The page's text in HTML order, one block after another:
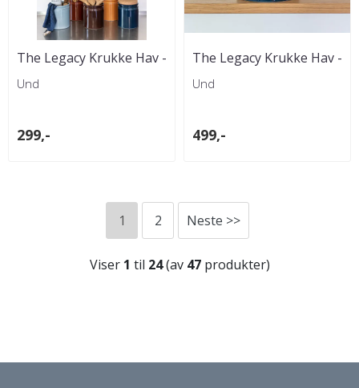
The Legacy Krukke Hav -
10x10 cm
Und
299,-
The Legacy Krukke Hav -
14 x16 cm
Und
499,-
1 2 Neste >>
Viser 1 til 24(av 47produkter)